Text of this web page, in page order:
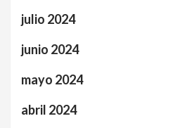
julio 2024
junio 2024
mayo 2024
abril 2024